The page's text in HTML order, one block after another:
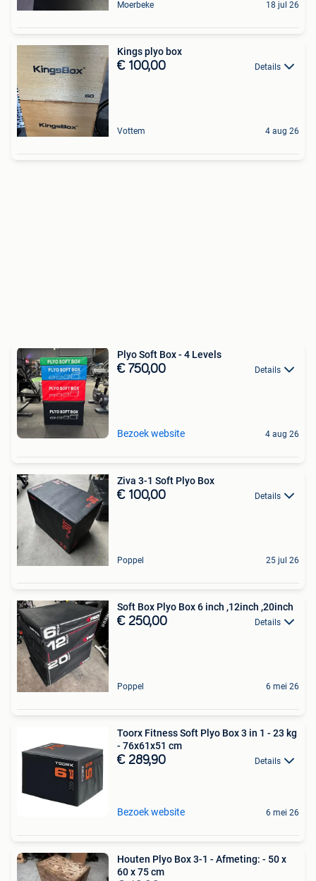
Moerbeke 18 jul 26
Kings plyo box
€ 100,00 Details
Vottem 4 aug 26
Plyo Soft Box - 4 Levels
€ 750,00 Details
Bezoek website 4 aug 26
Ziva 3-1 Soft Plyo Box
€ 100,00 Details
Poppel 25 jul 26
Soft Box Plyo Box 6 inch ,12inch ,20inch
€ 250,00 Details
Poppel 6 mei 26
Toorx Fitness Soft Plyo Box 3 in 1 - 23 kg
- 76x61x51 cm
€ 289,90 Details
Bezoek website 6 mei 26
Houten Plyo Box 3-1 - Afmeting: - 50 x
60 x 75 cm